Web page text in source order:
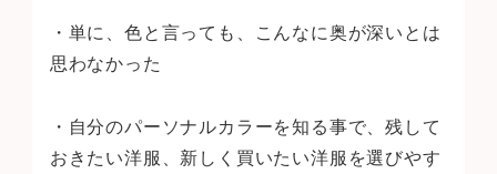
・単に、色と言っても、こんなに奥が深いとは
思わなかった
・自分のパーソナルカラーを知る事で、残して
おきたい洋服、新しく買いたい洋服を選びやす